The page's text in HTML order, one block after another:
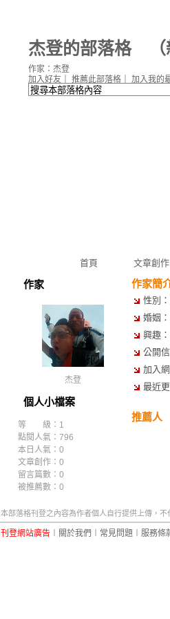
杰登的部落格（
首頁 文章創作
加入好友 推薦此部落格 加入我的
作家：杰登
作家
杰登
個人小檔案
等 級：1
點閱人氣：796
本日人氣：0
文章創作：0
留言篇數：0
被推薦數： 0
作家簡
性別
婚姻
興趣
公開信
加入
最近
推薦人
本部落格刊登之內容為作者個人自行提供上傳，不
刊登網站廣告 關於我們 常見問題 服務條